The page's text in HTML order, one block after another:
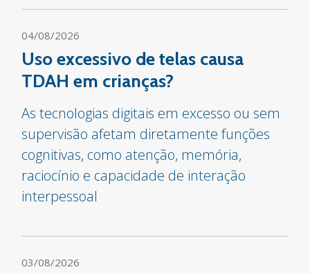
04/08/2026
Uso excessivo de telas causa
TDAH em crianças?
As tecnologias digitais em excesso ou sem
supervisão afetam diretamente funções
cognitivas, como atenção, memória,
raciocínio e capacidade de interação
interpessoal
03/08/2026